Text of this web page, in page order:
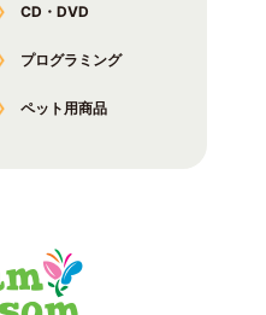
CD・DVD
プログラミング
ペット用商品